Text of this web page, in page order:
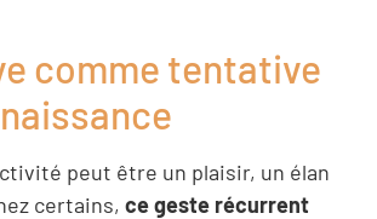
comme tentative
peut être un plaisir, un élan
certains, ce geste récurrent